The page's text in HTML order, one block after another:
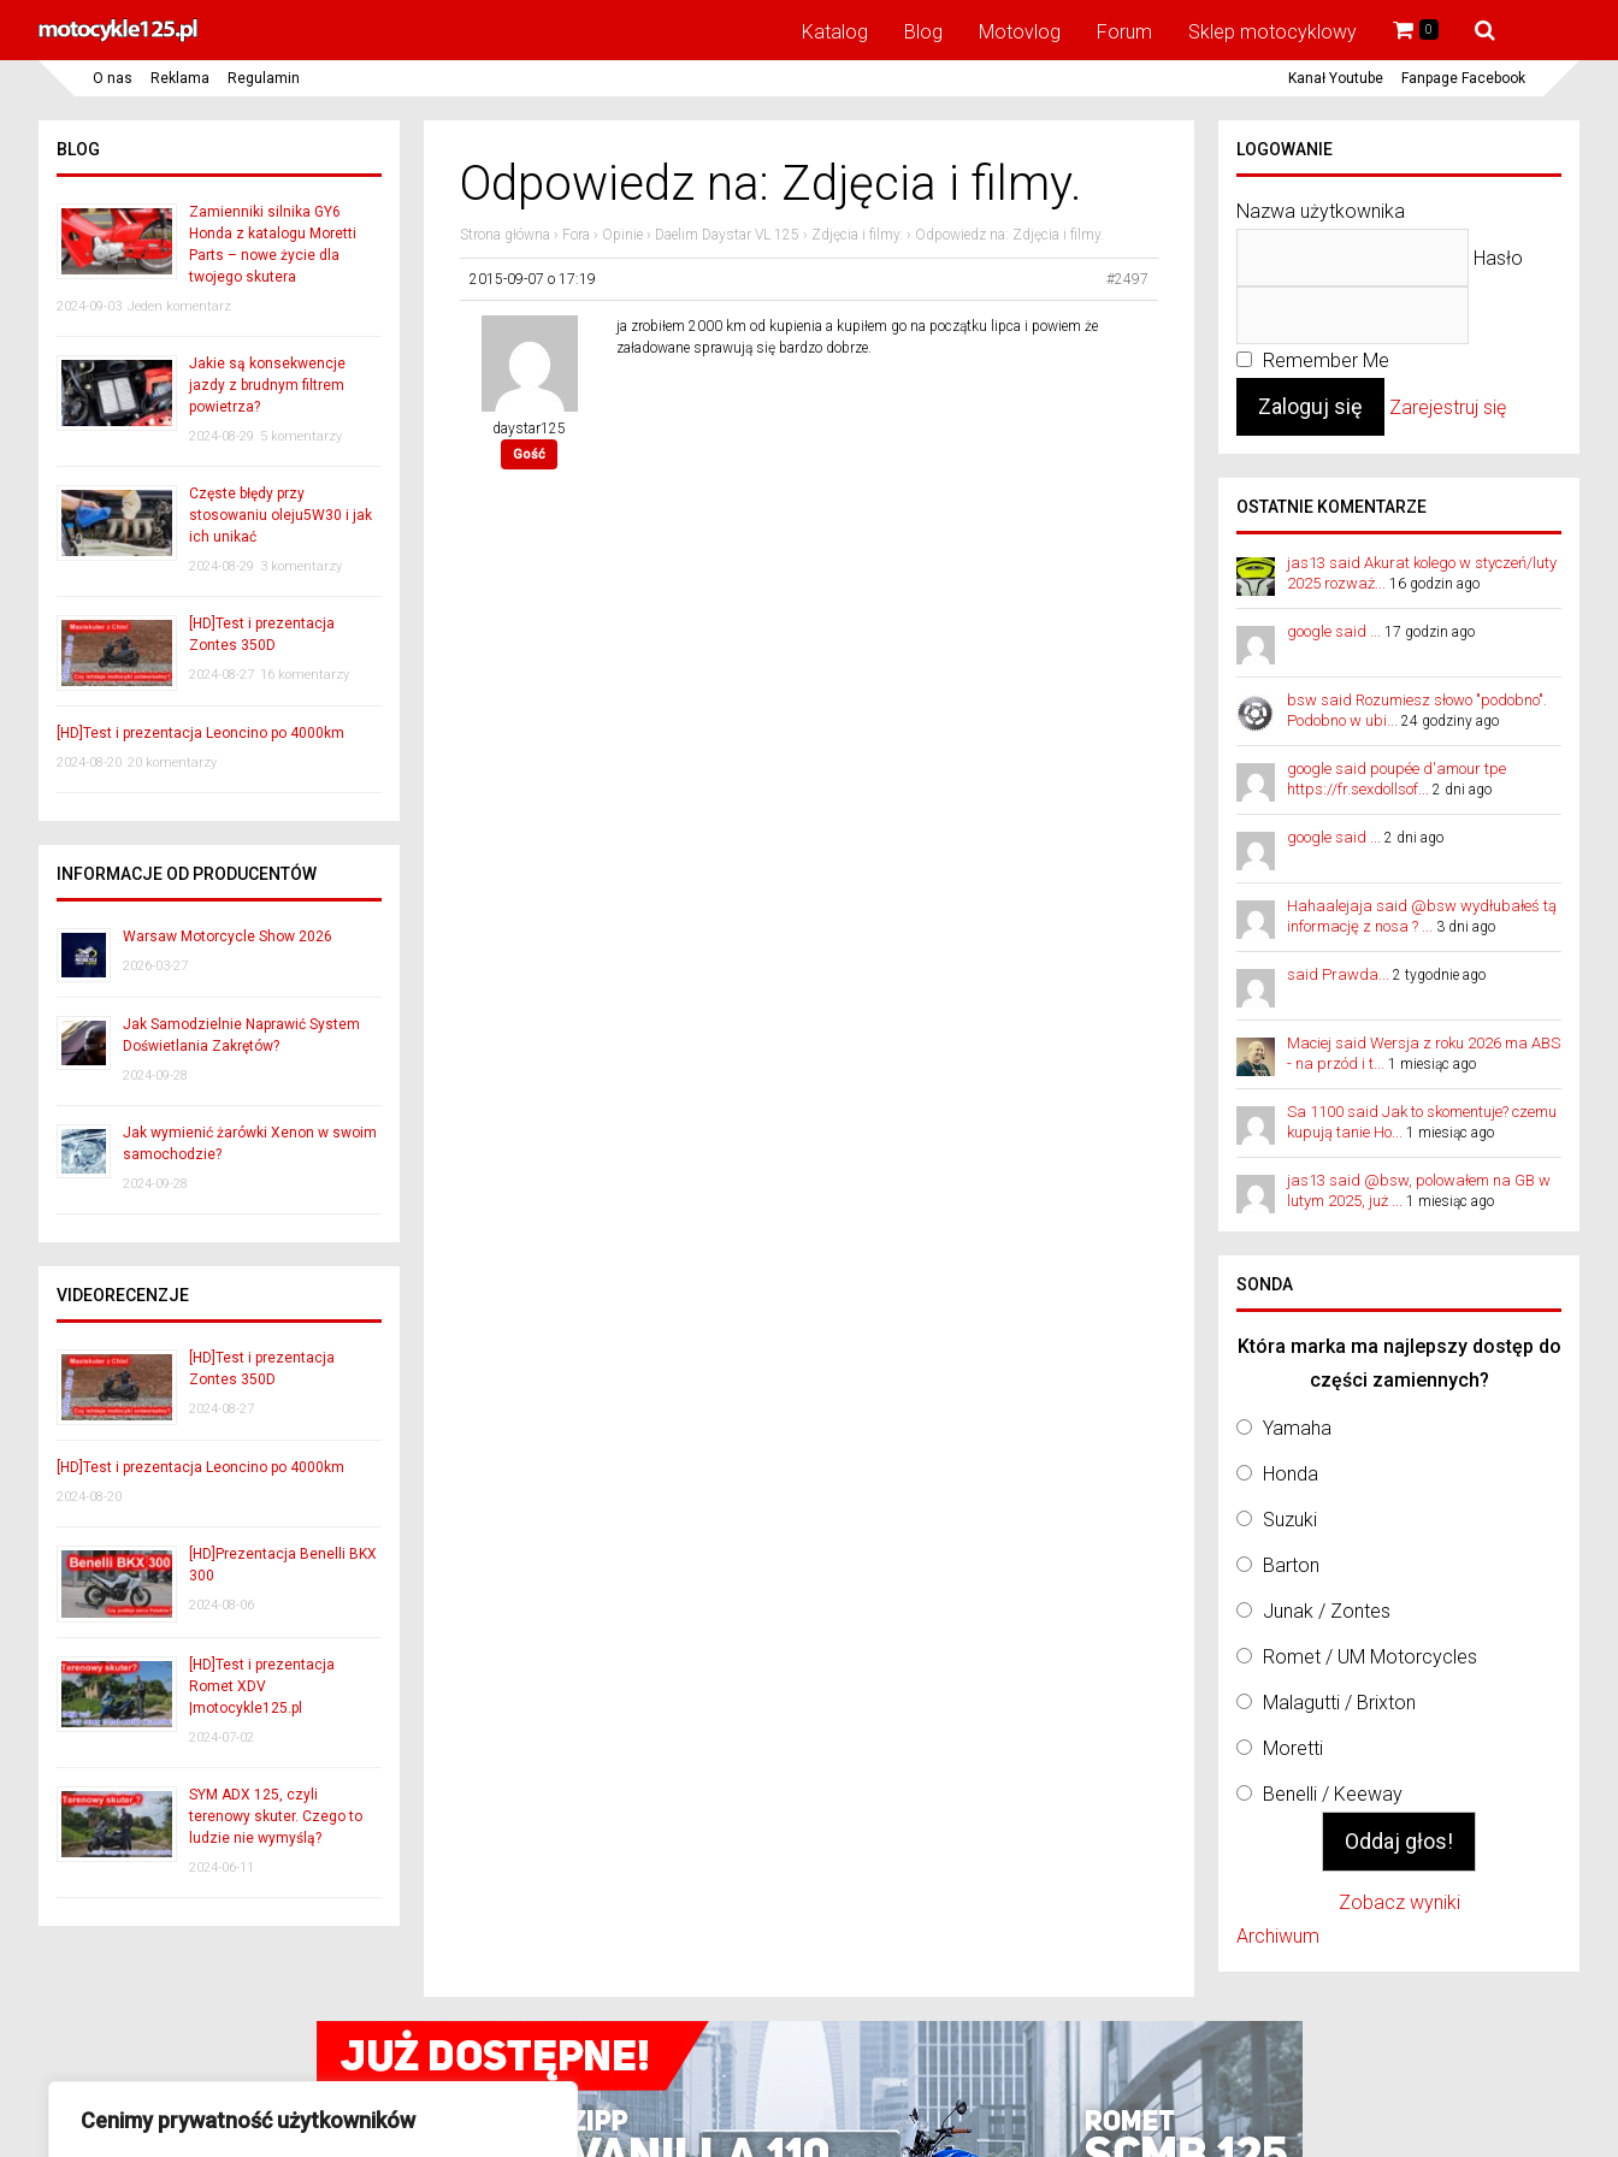
Cenimy prywatność użytkowników
Katalog Blog Motovlog Forum Sklep motocyklowy 0
O nas Reklama Regulamin Kanał Youtube Fanpage Facebook
Odpowiedz na: Zdjęcia i filmy.
Strona główna › Fora › Opinie › Daelim Daystar VL 125 › Zdjęcia i filmy. › Odpowiedz na: Zdjęcia i filmy.
2015-09-07 o 17:19 #2497
daystar125
Gość
ja zrobiłem 2000 km od kupienia a kupiłem go na początku lipca i powiem że
załadowane sprawują się bardzo dobrze.
BLOG
Zamienniki silnika GY6
Honda z katalogu Moretti
Parts – nowe życie dla
twojego skutera
2024-09-03 Jeden komentarz
Jakie są konsekwencje
jazdy z brudnym filtrem
powietrza?
2024-08-29 5 komentarzy
Częste błędy przy
stosowaniu oleju5W30 i jak
ich unikać
2024-08-29 3 komentarzy
[HD]Test i prezentacja
Zontes 350D
2024-08-27 16 komentarzy
[HD]Test i prezentacja Leoncino po 4000km
2024-08-20 20 komentarzy
INFORMACJE OD PRODUCENTÓW
Warsaw Motorcycle Show 2026
2026-03-27
Jak Samodzielnie Naprawić System
Doświetlania Zakrętów?
2024-09-28
Jak wymienić żarówki Xenon w swoim
samochodzie?
2024-09-28
VIDEORECENZJE
[HD]Test i prezentacja
Zontes 350D
2024-08-27
[HD]Test i prezentacja Leoncino po 4000km
2024-08-20
[HD]Prezentacja Benelli BKX
300
2024-08-06
[HD]Test i prezentacja
Romet XDV
|motocykle125.pl
2024-07-02
SYM ADX 125, czyli
terenowy skuter. Czego to
ludzie nie wymyślą?
2024-06-11
LOGOWANIE
Nazwa użytkownika
Hasło
Remember Me
Zarejestruj się
OSTATNIE KOMENTARZE
jas13 said Akurat kolego w styczeń/luty
2025 rozważ... 16 godzin ago
google said ... 17 godzin ago
bsw said Rozumiesz słowo "podobno".
Podobno w ubi... 24 godziny ago
google said poupée d'amour tpe
https://fr.sexdollsof... 2 dni ago
google said ... 2 dni ago
Hahaalejaja said @bsw wydłubałeś tą
informację z nosa ? ... 3 dni ago
said Prawda... 2 tygodnie ago
Maciej said Wersja z roku 2026 ma ABS
- na przód i t... 1 miesiąc ago
Sa 1100 said Jak to skomentuje? czemu
kupują tanie Ho... 1 miesiąc ago
jas13 said @bsw, polowałem na GB w
lutym 2025, już ... 1 miesiąc ago
SONDA
Która marka ma najlepszy dostęp do
części zamiennych?
Yamaha
Honda
Suzuki
Barton
Junak / Zontes
Romet / UM Motorcycles
Malagutti / Brixton
Moretti
Benelli / Keeway
Zobacz wyniki
Archiwum